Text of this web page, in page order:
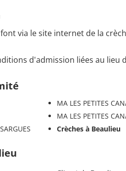
via le site internet de la
d'admission liées au lieu
MA LES PETITES
MA LES PETITES
Crèches à Beaulieu